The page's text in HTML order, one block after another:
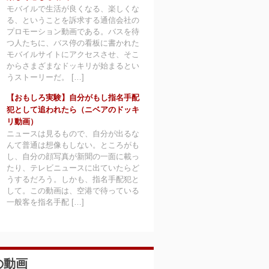
モバイルで生活が良くなる、楽しくな
る、ということを訴求する通信会社の
プロモーション動画である。バスを待
つ人たちに、バス停の看板に書かれた
モバイルサイトにアクセスさせ、そこ
からさまざまなドッキリが始まるとい
うストーリーだ。 […]
【おもしろ実験】自分がもし指名手配
犯として追われたら（ニベアのドッキ
リ動画）
ニュースは見るもので、自分が出るな
んて普通は想像もしない。ところがも
し、自分の顔写真が新聞の一面に載っ
たり、テレビニュースに出ていたらど
うするだろう。しかも、指名手配犯と
して。この動画は、空港で待っている
一般客を指名手配 […]
動画